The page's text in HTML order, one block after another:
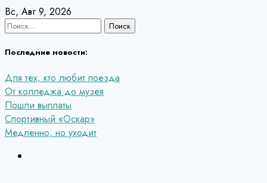
Перейти
к
Вс, Авг 9, 2026
Найти:
Последние новости:
Для тех, кто любит поезда
От колледжа до музея
Пошли выплаты
Спортивный «Оскар»
Медленно, но уходит